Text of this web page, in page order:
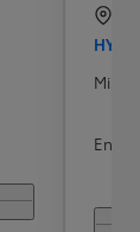
Mise